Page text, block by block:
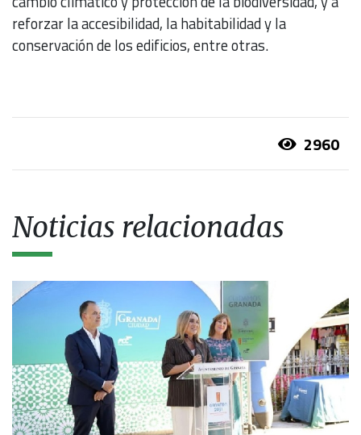
reforzar la accesibilidad, la habitabilidad y la
conservación de los edificios, entre otras.
2960
Noticias relacionadas